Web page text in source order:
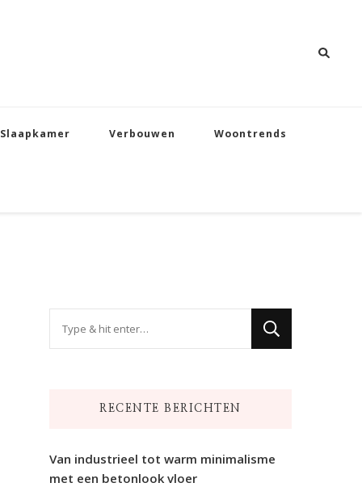
Slaapkamer Verbouwen Woontrends
RECENTE BERICHTEN
Van industrieel tot warm minimalisme
met een betonlook vloer